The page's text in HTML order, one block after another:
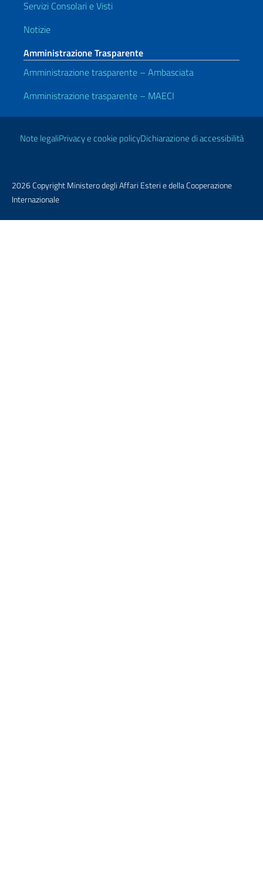
Servizi Consolari e Visti
Notizie
Amministrazione Trasparente
Amministrazione trasparente – Ambasciata
Amministrazione trasparente – MAECI
Link Utili
Note legaliPrivacy e cookie policyDichiarazione di accessibilità
2026 Copyright Ministero degli Affari Esteri e della Cooperazione
Internazionale